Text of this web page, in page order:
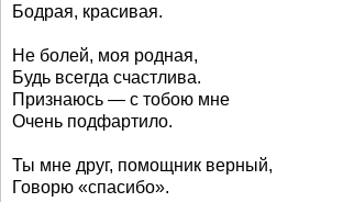
Бодрая, красивая.
Не болей, моя родная,
Будь всегда счастлива.
Признаюсь — с тобою мне
Очень подфартило.
Ты мне друг, помощник верный,
Говорю «спасибо».